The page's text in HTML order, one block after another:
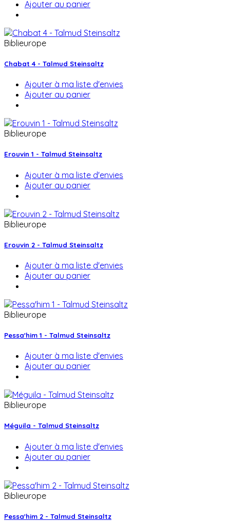
Ajouter au panier
Biblieurope
Chabat 4 - Talmud Steinsaltz
Ajouter à ma liste d'envies
Ajouter au panier
Biblieurope
Erouvin 1 - Talmud Steinsaltz
Ajouter à ma liste d'envies
Ajouter au panier
Biblieurope
Erouvin 2 - Talmud Steinsaltz
Ajouter à ma liste d'envies
Ajouter au panier
Biblieurope
Pessa'him 1 - Talmud Steinsaltz
Ajouter à ma liste d'envies
Ajouter au panier
Biblieurope
Méguila - Talmud Steinsaltz
Ajouter à ma liste d'envies
Ajouter au panier
Biblieurope
Pessa'him 2 - Talmud Steinsaltz